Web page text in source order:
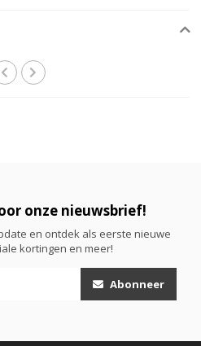
onze nieuwsbrief!
en ontdek als eerste nieuwe
kortingen en meer!
Abonneer